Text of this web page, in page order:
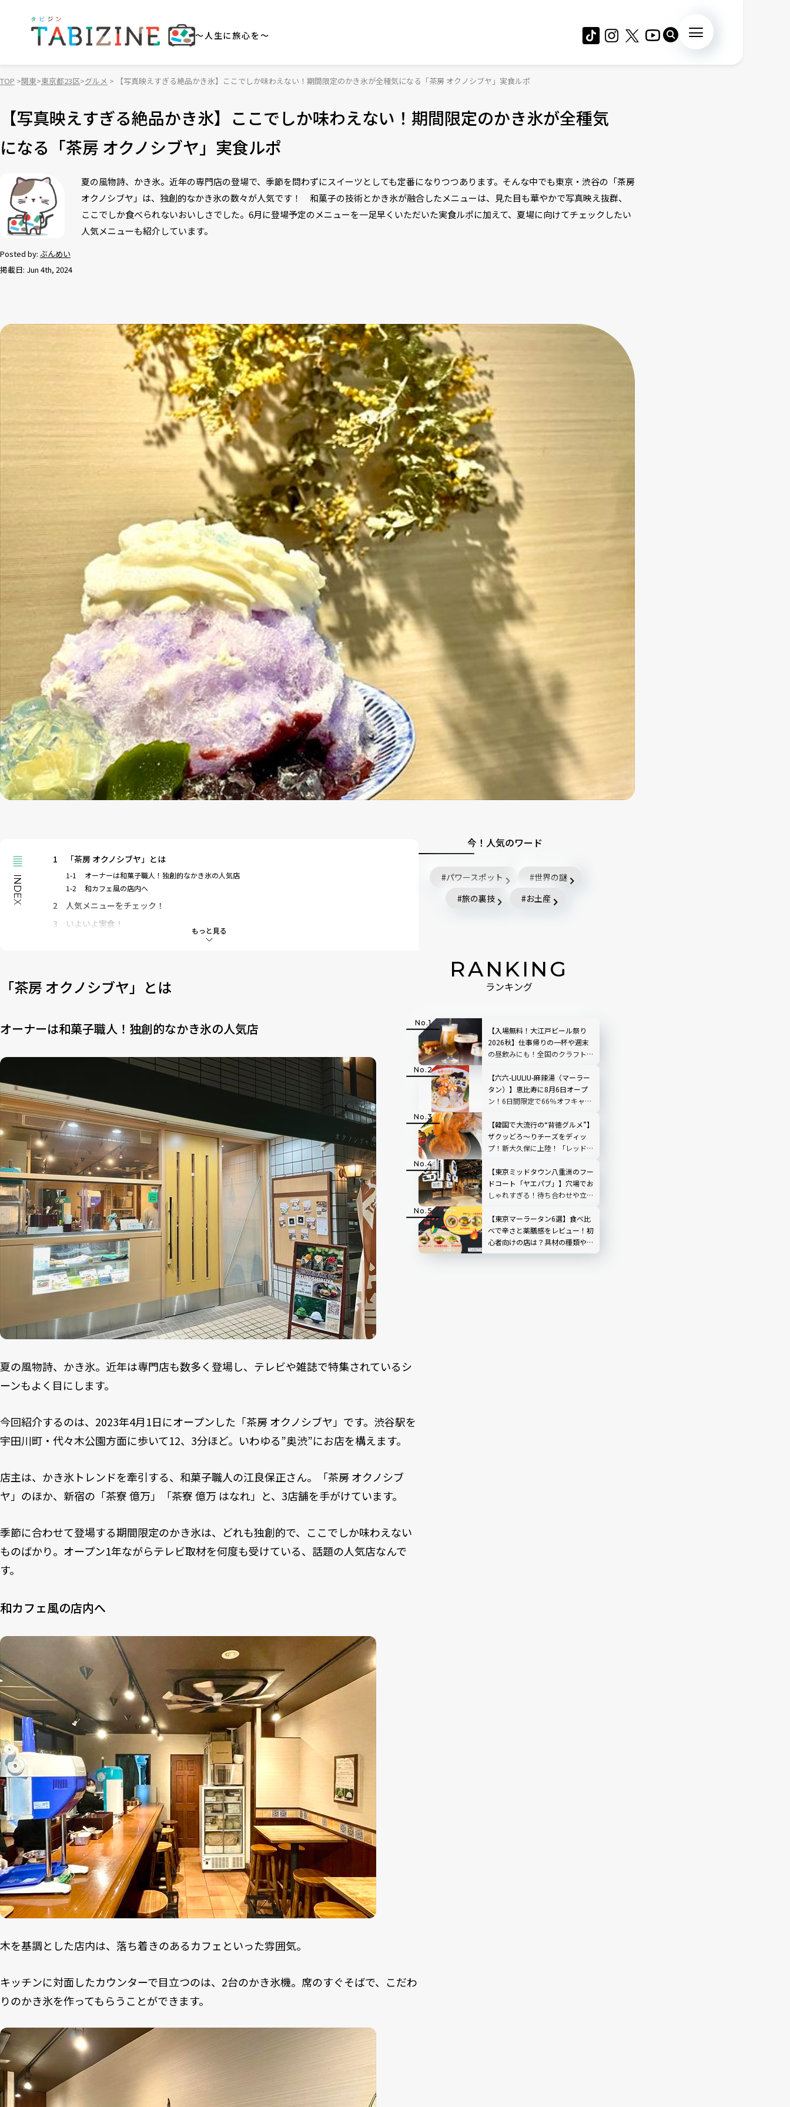
～人生に旅心を～
TOP 関東 東京都23区 グルメ 【写真映えすぎる絶品かき氷】ここでしか味わえない！期間限定のかき氷が全種気になる「茶房 オクノシブヤ」実食ルポ
【写真映えすぎる絶品かき氷】ここでしか味わえない！期間限定のかき氷が全種気
になる「茶房 オクノシブヤ」実食ルポ
Posted by: ぶんめい
掲載日: Jun 4th, 2024
夏の風物詩、かき氷。近年の専門店の登場で、季節を問わずにスイーツとしても定番になりつつあります。そんな中でも東京・渋谷の「茶房
オクノシブヤ」は、独創的なかき氷の数々が人気です！ 和菓子の技術とかき氷が融合したメニューは、見た目も華やかで写真映え抜群、
ここでしか食べられないおいしさでした。6月に登場予定のメニューを一足早くいただいた実食ルポに加えて、夏場に向けてチェックしたい
人気メニューも紹介しています。
もっと見る
INDEX
1 「茶房 オクノシブヤ」とは
1-1
オーナーは和菓子職人！独創的なかき氷の人気店
1-2
和カフェ風の店内へ
2
人気メニューをチェック！
3
いよいよ実食！
6月限定！鮮やかな紫のかき氷「紫陽花」を実食ルポ！
「茶房 オクノシブヤ」とは
オーナーは和菓子職人！独創的なかき氷の人気店
夏の風物詩、かき氷。近年は専門店も数多く登場し、テレビや雑誌で特集されているシ
ーンもよく目にします。
今回紹介するのは、2023年4月1日にオープンした「茶房 オクノシブヤ」です。渋谷駅を
宇田川町・代々木公園方面に歩いて12、3分ほど。いわゆる”奥渋”にお店を構えます。
店主は、かき氷トレンドを牽引する、和菓子職人の江良保正さん。「茶房 オクノシブ
ヤ」のほか、新宿の「茶寮 億万」「茶寮 億万 はなれ」と、3店舗を手がけています。
季節に合わせて登場する期間限定のかき氷は、どれも独創的で、ここでしか味わえない
ものばかり。オープン1年ながらテレビ取材を何度も受けている、話題の人気店なんで
す。
和カフェ風の店内へ
木を基調とした店内は、落ち着きのあるカフェといった雰囲気。
キッチンに対面したカウンターで目立つのは、2台のかき氷機。席のすぐそばで、こだわ
りのかき氷を作ってもらうことができます。
今！人気のワード
パワースポット
世界の謎
旅の裏技
お土産
RANKING
ランキング
【入場無料！大江戸ビール祭り
2026秋】仕事帰りの一杯や週末
の昼飲みにも！全国のクラフトビ
【六六-LIULIU-麻辣湯（マーラー
タン）】恵比寿に8月6日オープ
ン！6日間限定で66％オフキャン
【韓国で大流行の“背徳グルメ”】
ザクッどろ～りチーズをディッ
プ！新大久保に上陸！「レッドチ
【東京ミッドタウン八重洲のフー
ドコート「ヤエパブ」】穴場でお
しゃれすぎる！待ち合わせや立ち
【東京マーラータン6選】食べ比
べで辛さと薬膳感をレビュー！初
心者向けの店は？具材の種類や頼
み方も